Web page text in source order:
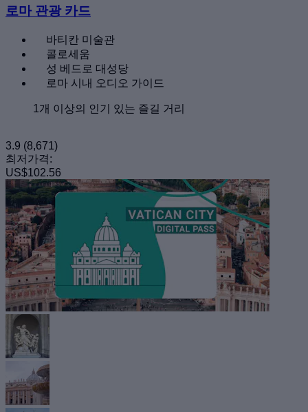
로마 관광 카드
바티칸 미술관
콜로세움
성 베드로 대성당
로마 시내 오디오 가이드
1개 이상의 인기 있는 즐길 거리
3.9 (8,671)
최저가격:
US$102.56